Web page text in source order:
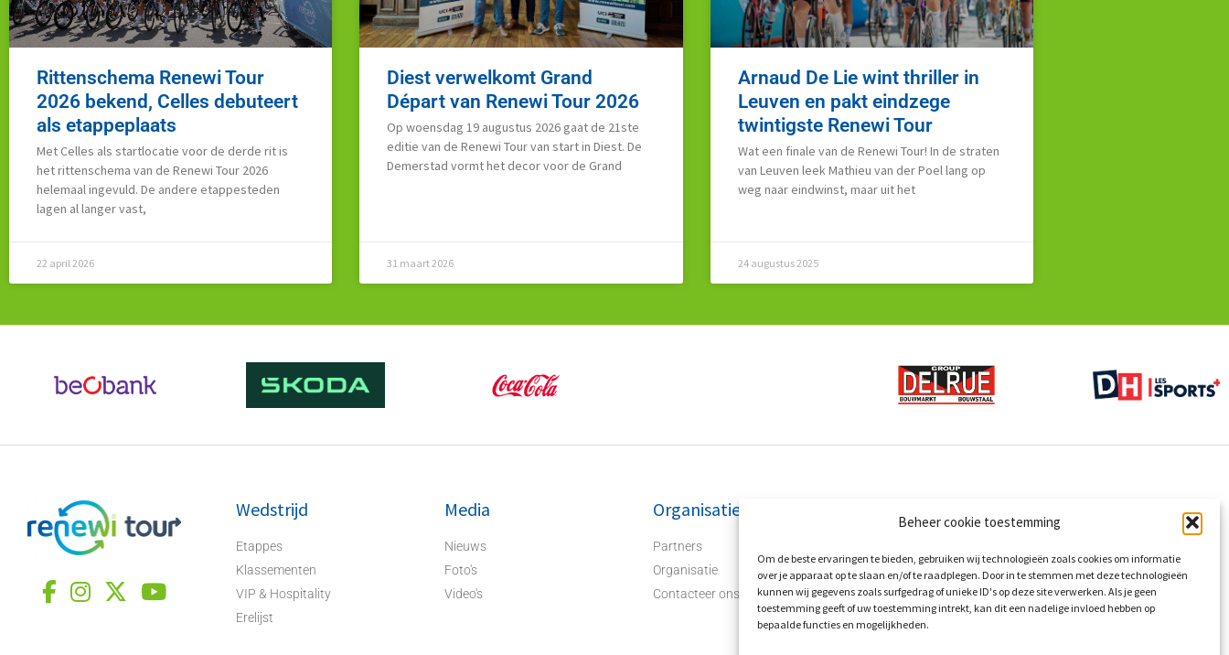
Beheer cookie toestemming
Om de beste ervaringen te bieden, gebruiken wij technologieën zoals cookies om informatie
over je apparaat op te slaan en/of te raadplegen. Door in te stemmen met deze technologieën
kunnen wij gegevens zoals surfgedrag of unieke ID's op deze site verwerken. Als je geen
toestemming geeft of uw toestemming intrekt, kan dit een nadelige invloed hebben op
bepaalde functies en mogelijkheden.
Rittenschema Renewi Tour
2026 bekend, Celles debuteert
als etappeplaats
Met Celles als startlocatie voor de derde rit is
het rittenschema van de Renewi Tour 2026
helemaal ingevuld. De andere etappesteden
lagen al langer vast,
22 april 2026
Diest verwelkomt Grand
Départ van Renewi Tour 2026
Op woensdag 19 augustus 2026 gaat de 21ste
editie van de Renewi Tour van start in Diest. De
Demerstad vormt het decor voor de Grand
31 maart 2026
Arnaud De Lie wint thriller in
Leuven en pakt eindzege
twintigste Renewi Tour
Wat een finale van de Renewi Tour! In de straten
van Leuven leek Mathieu van der Poel lang op
weg naar eindwinst, maar uit het
24 augustus 2025
Wedstrijd
Etappes
Klassementen
VIP & Hospitality
Erelijst
Media
Nieuws
Foto's
Video's
Organisatie
Partners
Organisatie
Contacteer ons